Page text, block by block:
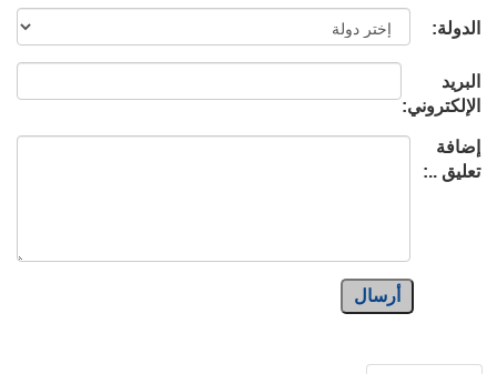
الدولة:
البريد
الإلكتروني:
إضافة
تعليق ..:
أرسال